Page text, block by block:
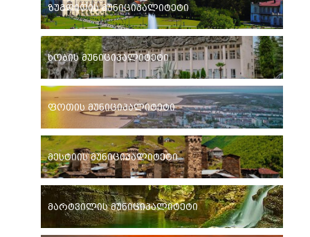
ზუგდიდის მუნიციპალიტეტი
ხობის მუნიციპალიტეტი
ფოთის მუნიციპალიტეტი
მესტიის მუნიციპალიტეტი
მარტვილის მუნიციპალიტეტი